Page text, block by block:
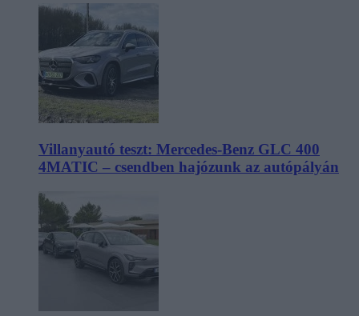
Villanyautó teszt: Mercedes-Benz GLC 400
4MATIC – csendben hajózunk az autópályán